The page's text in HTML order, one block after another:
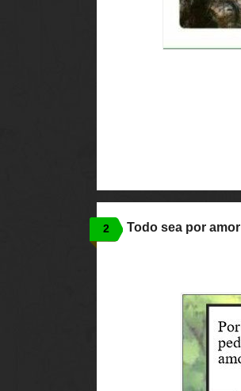
2 Todo sea por amor